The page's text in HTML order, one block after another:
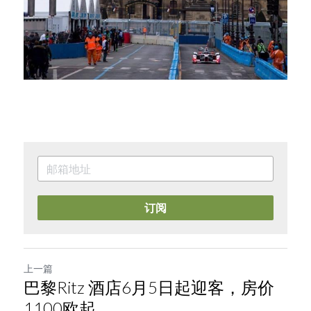
订阅
上一篇
巴黎Ritz 酒店6月5日起迎客，房价